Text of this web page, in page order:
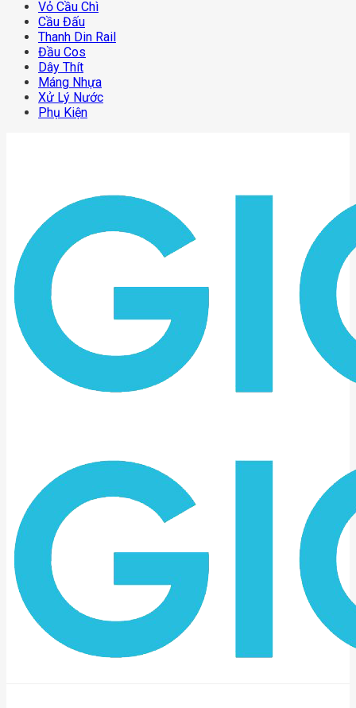
Vỏ Cầu Chì
Cầu Đấu
Thanh Din Rail
Đầu Cos
Dây Thít
Máng Nhựa
Xử Lý Nước
Phụ Kiện